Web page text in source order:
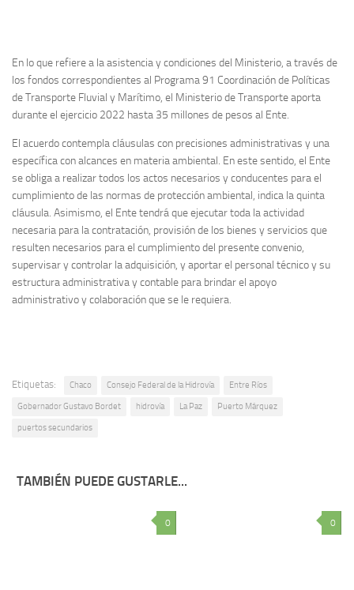
En lo que refiere a la asistencia y condiciones del Ministerio, a través de
los fondos correspondientes al Programa 91 Coordinación de Políticas
de Transporte Fluvial y Marítimo, el Ministerio de Transporte aporta
durante el ejercicio 2022 hasta 35 millones de pesos al Ente.
El acuerdo contempla cláusulas con precisiones administrativas y una
específica con alcances en materia ambiental. En este sentido, el Ente
se obliga a realizar todos los actos necesarios y conducentes para el
cumplimiento de las normas de protección ambiental, indica la quinta
cláusula. Asimismo, el Ente tendrá que ejecutar toda la actividad
necesaria para la contratación, provisión de los bienes y servicios que
resulten necesarios para el cumplimiento del presente convenio,
supervisar y controlar la adquisición, y aportar el personal técnico y su
estructura administrativa y contable para brindar el apoyo
administrativo y colaboración que se le requiera.
Etiquetas: Chaco Consejo Federal de la Hidrovía Entre Ríos
Gobernador Gustavo Bordet hidrovía La Paz Puerto Márquez
puertos secundarios
TAMBIÉN PUEDE GUSTARLE...
0 0